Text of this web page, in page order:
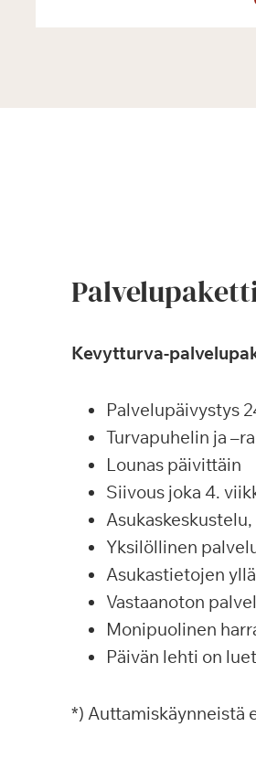
Kevytturva-
Palvelupäivystys
Turvapuhelin ja
Lounas päivittäin
Siivous joka 4.
Yksilöllinen
Asukastietojen
Vastaanoton
Monipuolinen
Päivän lehti on
*) Auttamiskäynneistä